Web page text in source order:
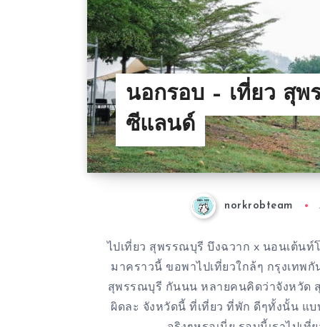
นอกรอบ – เที่ยว สุพ
ซีแลนด์
norkrobteam
ไปเที่ยว สุพรรณบุรี บึงฉวาก x นอนเต้นท์
มาคราวนี้ ขอพาไปเที่ยวใกล้ๆ กรุงเทพ
สุพรรณบุรี กันนน หลายคนคิดว่าจังหวัด
ผิดละ จังหวัดนี้ ที่เที่ยว ที่พัก ดีๆทั้งนั้น แ